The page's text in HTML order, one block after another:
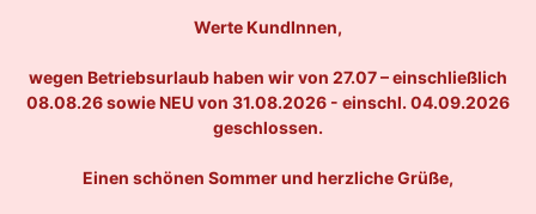
Werte KundInnen,
wegen Betriebsurlaub haben wir von 27.07 – einschließlich
08.08.26 sowie NEU von 31.08.2026 - einschl. 04.09.2026
geschlossen.
Einen schönen Sommer und herzliche Grüße,